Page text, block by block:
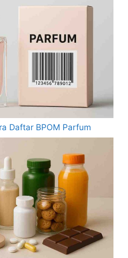
Daftar BPOM Parfum